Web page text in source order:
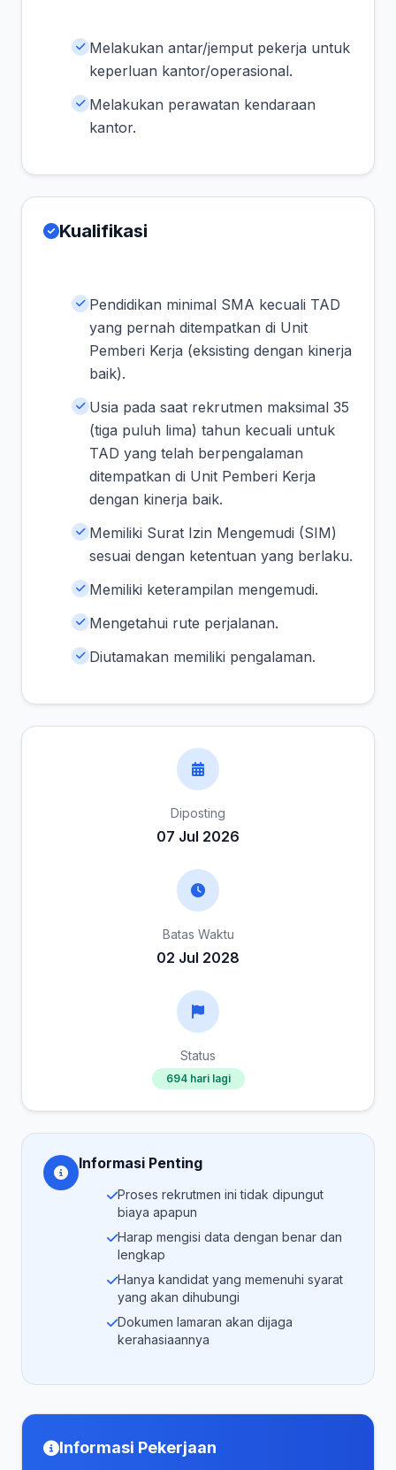
Melakukan antar/jemput pekerja untuk
keperluan kantor/operasional.
Melakukan perawatan kendaraan
kantor.
Kualifikasi
Pendidikan minimal SMA kecuali TAD
yang pernah ditempatkan di Unit
Pemberi Kerja (eksisting dengan kinerja
baik).
Usia pada saat rekrutmen maksimal 35
(tiga puluh lima) tahun kecuali untuk
TAD yang telah berpengalaman
ditempatkan di Unit Pemberi Kerja
dengan kinerja baik.
Memiliki Surat Izin Mengemudi (SIM)
sesuai dengan ketentuan yang berlaku.
Memiliki keterampilan mengemudi.
Mengetahui rute perjalanan.
Diutamakan memiliki pengalaman.
Diposting
07 Jul 2026
Batas Waktu
02 Jul 2028
Status
694 hari lagi
Informasi Penting
Proses rekrutmen ini tidak dipungut
biaya apapun
Harap mengisi data dengan benar dan
lengkap
Hanya kandidat yang memenuhi syarat
yang akan dihubungi
Dokumen lamaran akan dijaga
kerahasiaannya
Informasi Pekerjaan